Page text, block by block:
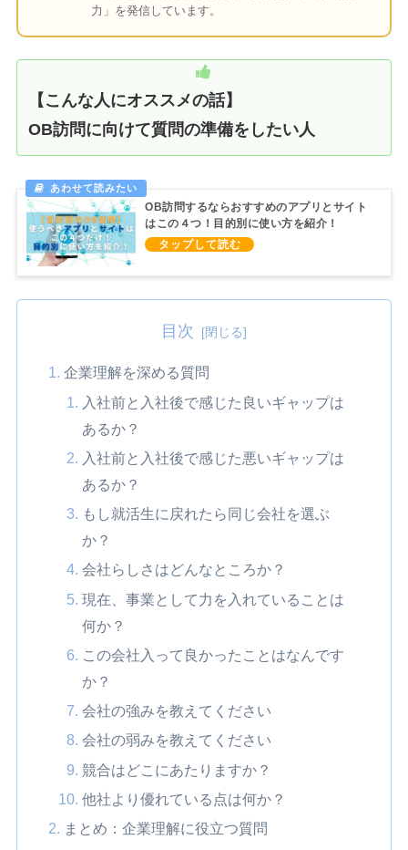
力」を発信しています。
【こんな人にオススメの話】
OB訪問に向けて質問の準備をしたい人
OB訪問するならおすすめのアプリとサイト
はこの４つ！目的別に使い方を紹介！
目次
企業理解を深める質問
入社前と入社後で感じた良いギャップは
あるか？
入社前と入社後で感じた悪いギャップは
あるか？
もし就活生に戻れたら同じ会社を選ぶ
か？
会社らしさはどんなところか？
現在、事業として力を入れていることは
何か？
この会社入って良かったことはなんです
か？
会社の強みを教えてください
会社の弱みを教えてください
競合はどこにあたりますか？
他社より優れている点は何か？
まとめ：企業理解に役立つ質問